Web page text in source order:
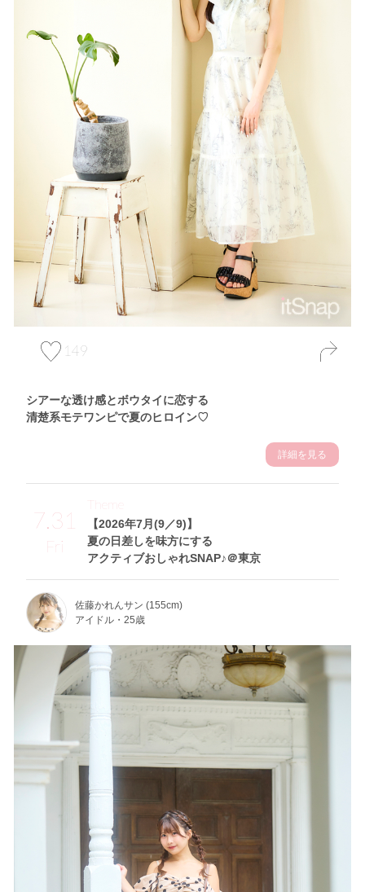
149
シアーな透け感とボウタイに恋する
清楚系モテワンピで夏のヒロイン♡
詳細を見る
7.31
Fri
【2026年7月(9／9)】
夏の日差しを味方にする
アクティブおしゃれSNAP♪＠東京
Theme
佐藤かれんサン (155cm)
アイドル・25歳